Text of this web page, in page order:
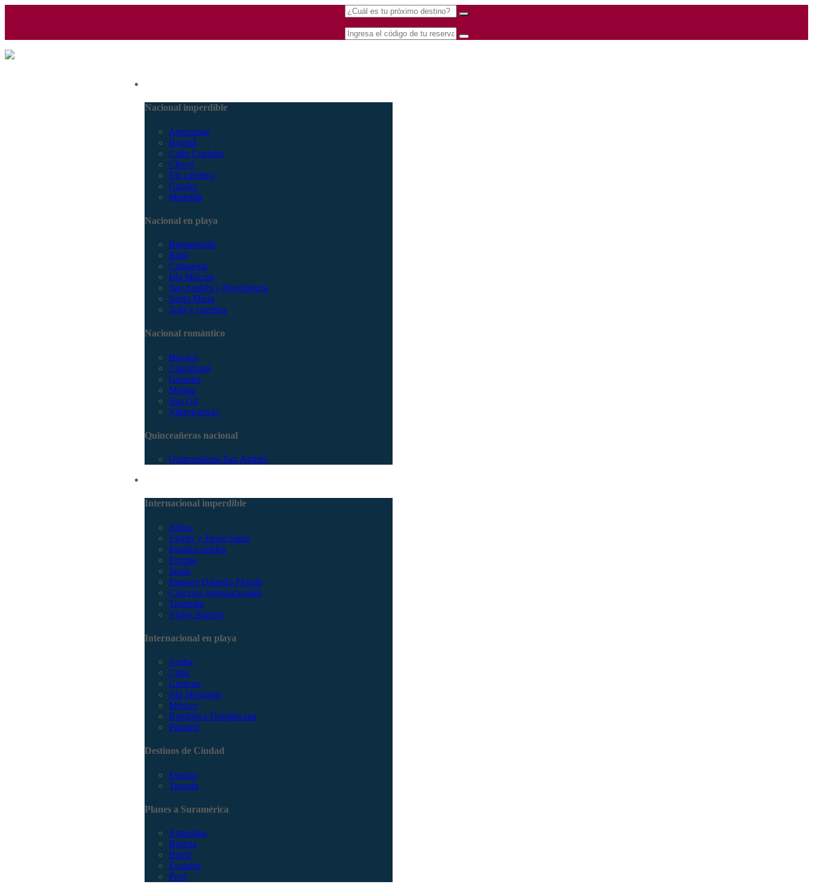
Nacional imperdible
Amazonas
Bogotá
Caño Cristales
Chocó
Eje cafetero
Guajira
Medellín
Nacional en playa
Barranquilla
Barú
Cartagena
Isla Múcura
San Andrés y Providencia
Santa Marta
Tolú y coveñas
Nacional romántico
Boyacá
Capurganá
Girardot
Melgar
San Gil
Villavicencio
Quinceañeras nacional
Quinceañeras San Andrés
Internacional imperdible
Africa
Egipto y Tierra Santa
Estados unidos
Europa
Japón
Parques Orlando Florida
Cruceros internacionales
Tailandia
Viajes Baratos
Internacional en playa
Aruba
Cuba
Curacao
Isla Margarita
México
República Dominicana
Panamá
Destinos de Ciudad
Europa
Turquía
Planes a Suramérica
Argentina
Bolivia
Brasil
Ecuador
Perú